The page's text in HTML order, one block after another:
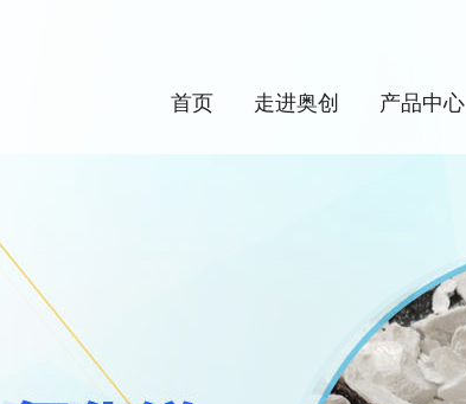
首页 走进奥创 产品中心